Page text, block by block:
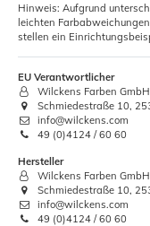
Hinweis: Aufgrund
leichten
stellen ein
EU Verantwortlicher
Wilckens Farben GmbH
Schmiedestraße 10,
info@wilckens.com
49 (0)4124 / 60 60
Hersteller
Wilckens Farben GmbH
Schmiedestraße 10,
info@wilckens.com
49 (0)4124 / 60 60